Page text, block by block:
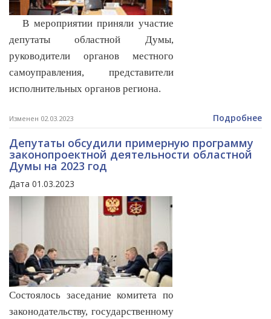
В мероприятии приняли участие
депутаты областной Думы,
руководители органов местного
самоуправления, представители
исполнительных органов региона.
Изменен 02.03.2023 Подробнее
Депутаты обсудили примерную программу
законопроектной деятельности областной
Думы на 2023 год
Дата 01.03.2023
Состоялось заседание комитета по
законодательству, государственному